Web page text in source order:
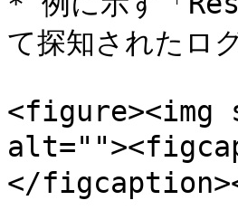
て探知されたロ
<figure><img
</